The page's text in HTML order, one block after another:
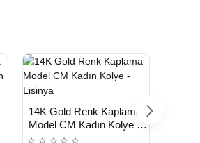
TESLİMAT
14K Gold Renk Kaplama
Model CM Kadın Kolye -
Lisinya